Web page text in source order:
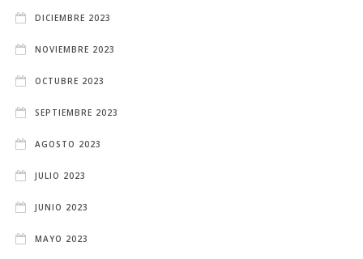
DICIEMBRE 2023
NOVIEMBRE 2023
OCTUBRE 2023
SEPTIEMBRE 2023
AGOSTO 2023
JULIO 2023
JUNIO 2023
MAYO 2023